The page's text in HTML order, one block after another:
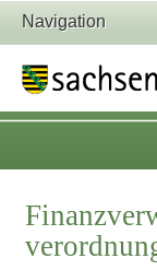
Navigation